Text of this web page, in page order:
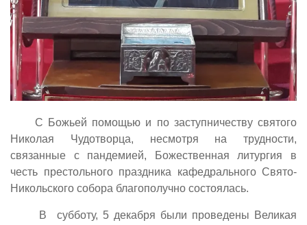
C Божьей помощью и по заступничеству святого
Николая Чудотворца, несмотря на трудности,
связанные с пандемией, Божественная литургия в
честь престольного праздника кафедрального Свято-
Никольского собора благополучно состоялась.
В субботу, 5 декабря были проведены Великая